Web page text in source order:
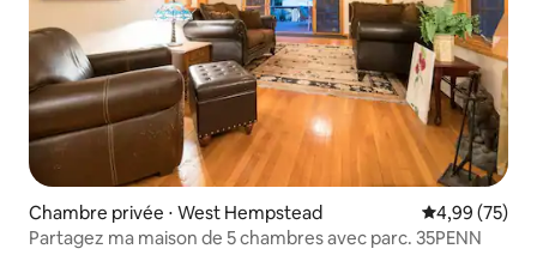
Chambre privée ⋅ West Hempstead Évaluation
4,99 (75)
Partagez ma maison de 5 chambres avec parc. 35PENN